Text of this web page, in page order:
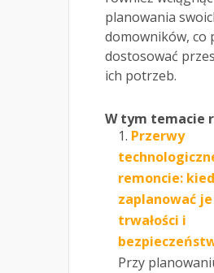
planowania
domowników, co
dostosować
ich potrzeb.
W tym temacie
Przerwy
remoncie:
zaplanować
trwałości i
Przy